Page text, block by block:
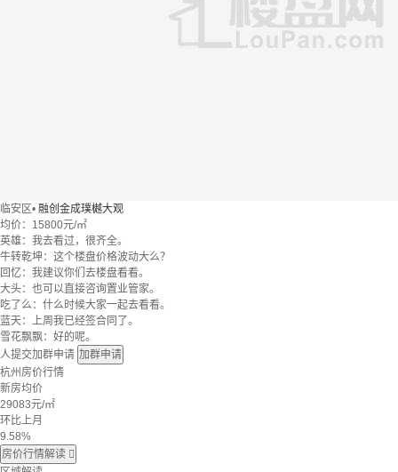
临安区• 融创金成璞樾大观
均价： 15800元/㎡
英雄：我去看过，很齐全。
牛转乾坤：这个楼盘价格波动大么？
回忆：我建议你们去楼盘看看。
大头：也可以直接咨询置业管家。
吃了么：什么时候大家一起去看看。
蓝天：上周我已经签合同了。
雪花飘飘：好的呢。
人提交加群申请 加群申请
杭州房价行情
新房均价
29083元/㎡
环比上月
9.58%
房价行情解读 